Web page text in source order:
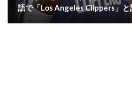
語で「Los Angeles Clippers」